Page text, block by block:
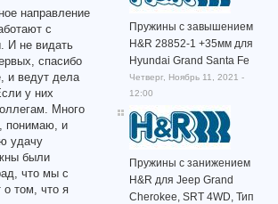
направление
с
И не видать
спасибо
и ведут дела
у них
Много
понимаю, и
удачу
были
что мы с
о том, что я
Пружины с завышением
H&R 28852-1 +35мм для
Hyundai Grand Santa Fe
Четверг, Ноябрь 11, 2021 -
12:00
Пружины с занижением
H&R для Jeep Grand
Cherokee, SRT 4WD, Тип